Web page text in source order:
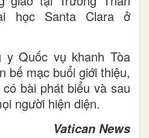
học Santa Clara ở
Quốc vụ khanh Tòa
bế mạc buổi giới thiệu,
bài phát biểu và sau
người hiện diện.
Vatican News